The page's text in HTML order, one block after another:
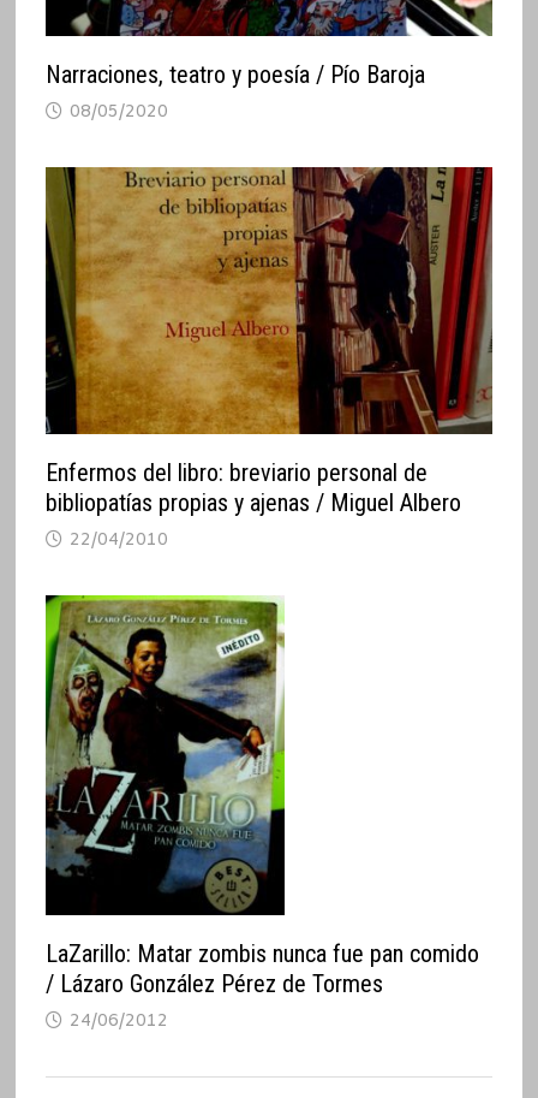
Narraciones, teatro y poesía / Pío Baroja
08/05/2020
Enfermos del libro: breviario personal de
bibliopatías propias y ajenas / Miguel Albero
22/04/2010
LaZarillo: Matar zombis nunca fue pan comido
/ Lázaro González Pérez de Tormes
24/06/2012